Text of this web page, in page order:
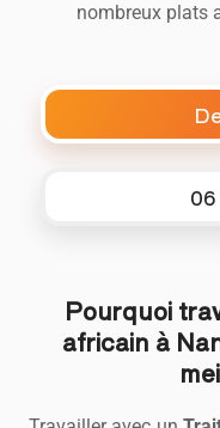
nombreux plats
06
Pourquoi
africain à